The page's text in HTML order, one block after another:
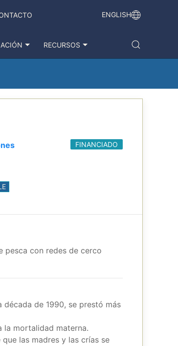
ENGLISH
RECURSOS
FINANCIADO
pesca con redes de cerco
de 1990, se prestó más
la mortalidad materna.
las madres y las crías se